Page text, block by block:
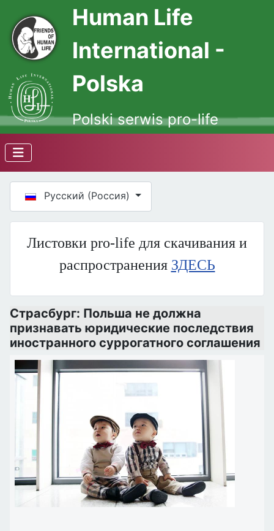
Human Life
International -
Polska
Polski serwis pro-life
Русский (Россия)
Листовки pro-life для скачивания и
распространения ЗДЕСЬ
Страсбург: Польша не должна
признавать юридические последствия
иностранного суррогатного соглашения